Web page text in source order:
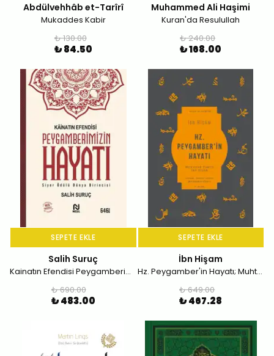
Abdülvehhâb et-Tarîrî
Mukaddes Kabir
₺ 130.00
₺ 84.50
Muhammed Ali Haşimi
Kuran'da Resulullah
₺ 240.00
₺ 168.00
SEPETE EKLE
Salih Suruç
Kainatın Efendisi Peygamberimizin Hayatı (Tek Cilt)
₺ 690.00
₺ 483.00
SEPETE EKLE
İbn Hişam
Hz. Peygamber'in Hayatı; Muhtasar Siretü İbn Hişam
₺ 649.00
₺ 467.28